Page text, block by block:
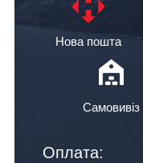
Нова пошта
Самовивіз
Оплата: